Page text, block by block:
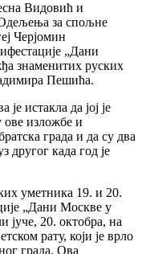
Видовић и
за спољне
Черјомин
„Дани
знаменитих руских
Пешића.
истакла да јој је
ове изложбе и
града и да су два
другог када год је
уметника 19. и 20.
„Дани Москве у
јуче, 20. октобра, на
рату, који је врло
града. Ова